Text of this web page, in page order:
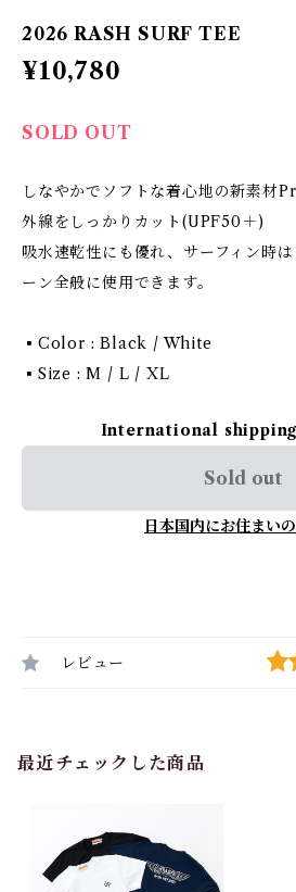
2026 RASH SURF TEE
¥10,780
SOLD OUT
しなやかでソフトな着心地の新素材
外線をしっかりカット(UPF50＋)
吸水速乾性にも優れ、サーフィン時
ーン全般に使用できます。
▪️Color : Black / White
▪️Size : M / L / XL
International
Sold out
日本国内にお住まい
レビュー
最近チェックした商品